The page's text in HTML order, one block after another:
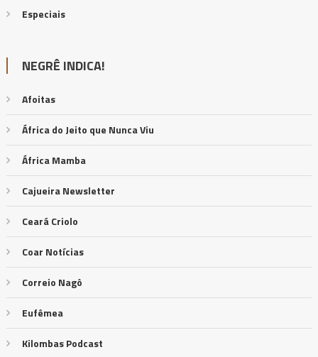
Especiais
NEGRÊ INDICA!
Afoitas
África do Jeito que Nunca Viu
África Mamba
Cajueira Newsletter
Ceará Criolo
Coar Notícias
Correio Nagô
Eufêmea
Kilombas Podcast